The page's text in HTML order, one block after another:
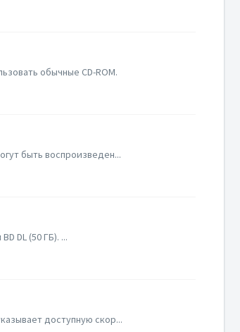
обычные CD-ROM.
быть воспроизведен...
DL (50 ГБ). ...
доступную скор...